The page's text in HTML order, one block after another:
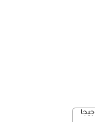
256 سعة تخزين- 12 جيجا